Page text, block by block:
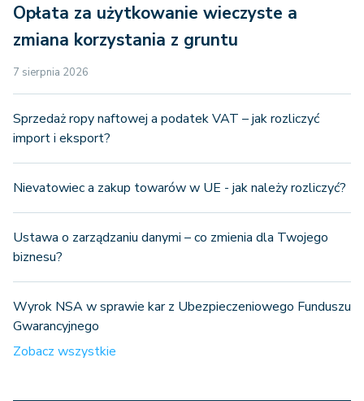
Opłata za użytkowanie wieczyste a
zmiana korzystania z gruntu
7 sierpnia 2026
Sprzedaż ropy naftowej a podatek VAT – jak rozliczyć
import i eksport?
Nievatowiec a zakup towarów w UE - jak należy rozliczyć?
Ustawa o zarządzaniu danymi – co zmienia dla Twojego
biznesu?
Wyrok NSA w sprawie kar z Ubezpieczeniowego Funduszu
Gwarancyjnego
Zobacz wszystkie